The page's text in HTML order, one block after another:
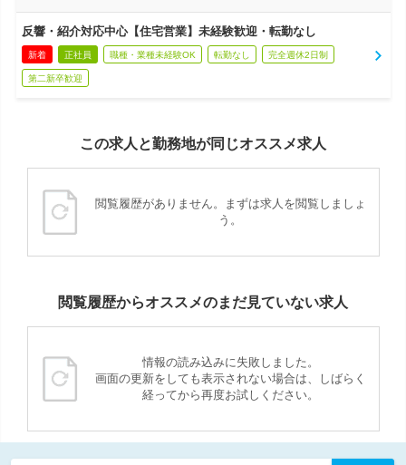
反響・紹介対応中心【住宅営業】未経験歓迎・転勤なし
新着 正社員 職種・業種未経験OK 転勤なし 完全週休2日制
第二新卒歓迎
この求人と勤務地が同じオススメ求人
閲覧履歴がありません。まずは求人を閲覧しましょ
う。
閲覧履歴からオススメのまだ見ていない求人
情報の読み込みに失敗しました。
画面の更新をしても表示されない場合は、しばらく
経ってから再度お試しください。